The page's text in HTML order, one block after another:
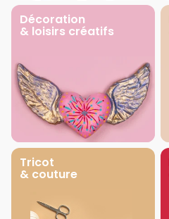
Décoration
& loisirs créatifs
Tricot
& couture